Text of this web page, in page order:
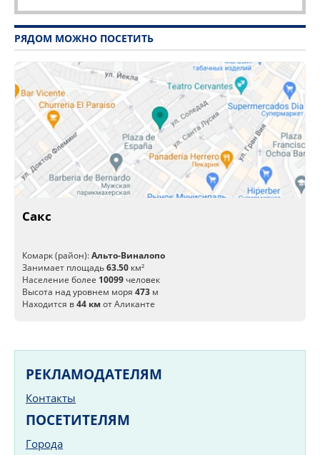
РЯДОМ МОЖНО ПОСЕТИТЬ
Сакс
Комарк (район):Альто-Виналопо
Занимает площадь63.50 км²
Население более 10099 человек
Высота над уровнем моря 473 м
Находится в44 кмот Аликанте
РЕКЛАМОДАТЕЛЯМ
Контакты
ПОСЕТИТЕЛЯМ
Города